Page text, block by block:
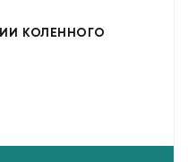
КОЛЕННОГО